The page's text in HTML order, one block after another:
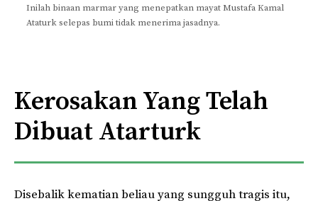
Inilah binaan marmar yang menepatkan mayat Mustafa Kamal
Ataturk selepas bumi tidak menerima jasadnya.
Kerosakan Yang Telah
Dibuat Atarturk
Disebalik kematian beliau yang sungguh tragis itu,